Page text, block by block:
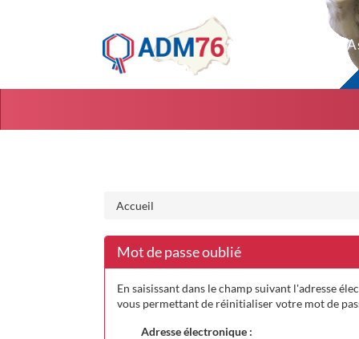
Accueil
Mot de passe oublié
En saisissant dans le champ suivant l'adresse
vous permettant de réinitialiser votre mot de
Adresse électronique :